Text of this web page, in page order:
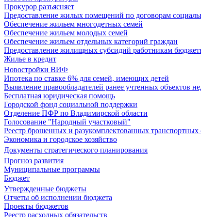
Прокурор разъясняет
Предоставление жилых помещений по договорам
Обеспечение жильем многодетных семей
Обеспечение жильем молодых семей
Обеспечение жильем отдельных категорий граждан
Предоставление жилищных субсидий работникам
Жилье в кредит
Новостройки ВИФ
Ипотека по ставке 6% для семей, имеющих детей
Выявление правообладателей ранее учтенных объектов
Бесплатная юридическая помощь
Городской фонд социальной поддержки
Отделение ПФР по Владимирской области
Голосование "Народный участковый"
Реестр брошенных и разукомплектованных транспортных
Экономика и городское хозяйство
Документы стратегического планирования
Прогноз развития
Муниципальные программы
Бюджет
Утвержденные бюджеты
Отчеты об исполнении бюджета
Проекты бюджетов
Реестр расходных обязательств